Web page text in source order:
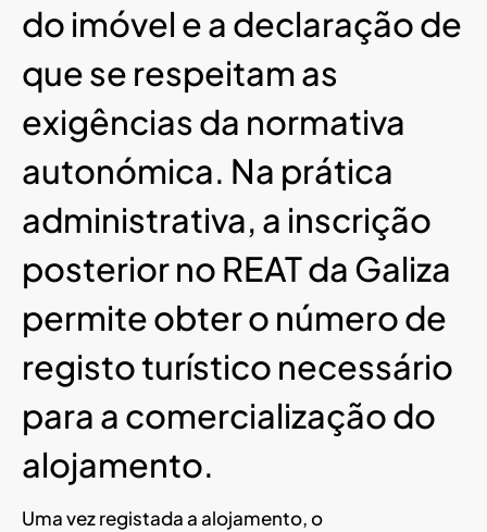
do imóvel e a declaração de
que se respeitam as
exigências da normativa
autonómica. Na prática
administrativa, a inscrição
posterior no REAT da Galiza
permite obter o número de
registo turístico necessário
para a comercialização do
alojamento.
Uma vez registada a alojamento, o